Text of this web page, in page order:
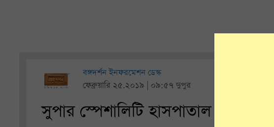
বঙ্গদর্শন ইনফরমেশন ডেস্ক
ফেব্রুয়ারি ২৫.২০১৯ | ০৯:৫৭ দুপুর
সুপার স্পেশালিটি হাসপাতাল এবার